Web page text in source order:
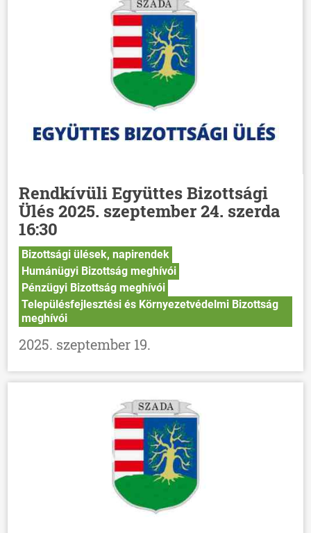
Rendkívüli Együttes Bizottsági
Ülés 2025. szeptember 24. szerda
16:30
Bizottsági ülések, napirendek
Humánügyi Bizottság meghívói
Pénzügyi Bizottság meghívói
Településfejlesztési és Környezetvédelmi Bizottság
meghívói
2025. szeptember 19.